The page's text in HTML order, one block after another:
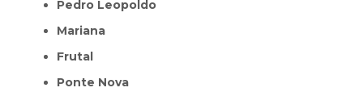
Pedro Leopoldo
Mariana
Frutal
Ponte Nova